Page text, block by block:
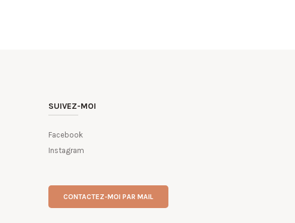
SUIVEZ-MOI
Facebook
Instagram
CONTACTEZ-MOI PAR MAIL